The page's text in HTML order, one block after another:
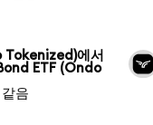
에서
ETF (Ondo
음